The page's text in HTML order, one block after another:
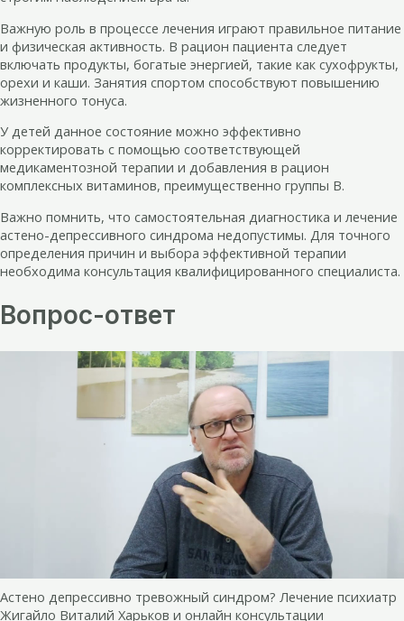
Важную роль в процессе лечения играют правильное питание
и физическая активность. В рацион пациента следует
включать продукты, богатые энергией, такие как сухофрукты,
орехи и каши. Занятия спортом способствуют повышению
жизненного тонуса.
У детей данное состояние можно эффективно
корректировать с помощью соответствующей
медикаментозной терапии и добавления в рацион
комплексных витаминов, преимущественно группы B.
Важно помнить, что самостоятельная диагностика и лечение
астено-депрессивного синдрома недопустимы. Для точного
определения причин и выбора эффективной терапии
необходима консультация квалифицированного специалиста.
Вопрос-ответ
Астено депрессивно тревожный синдром? Лечение психиатр
Жигайло Виталий Харьков и онлайн консультации